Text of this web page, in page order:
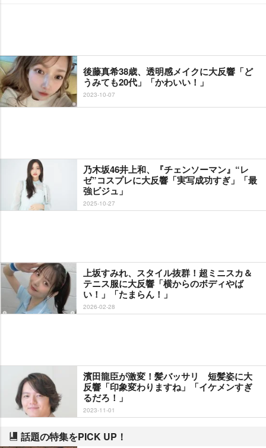
後藤真希38歳、透明感メイクに大反響「ど
うみても20代」「かわいい！」
2023-10-07
乃木坂46井上和、『チェンソーマン』“レ
ゼ”コスプレに大反響「実写成功すぎ」「最
強ビジュ」
2025-10-27
上坂すみれ、スタイル抜群！超ミニスカ＆
テニス服に大反響「横からのボディやば
い！」「たまらん！」
2026-02-28
濱田龍臣が激変！髪バッサリ 短髪姿に大
反響「印象変わりますね」「イケメンすぎ
るだろ！」
2023-11-01
話題の特集をPICK UP！